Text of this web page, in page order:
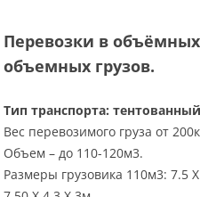
Перевозки в
объемных грузов.
Тип транспорта:
Вес перевозимого груза от
Объем – до 110-120м3.
Размеры грузовика 110м3: 7.5